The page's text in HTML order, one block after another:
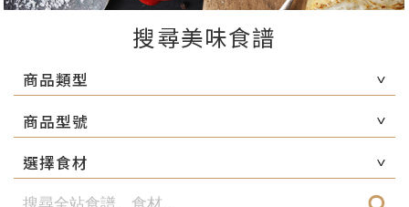
搜尋美味食譜
商品類型
商品型號
選擇食材